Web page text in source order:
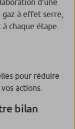
d’une
à effet serre,
chaque étape.
pour réduire
actions.
bilan